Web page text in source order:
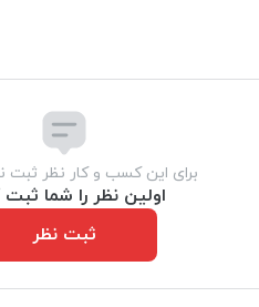
برای این کسب و کار نظر
اولین نظر را شما ثبت
ثبت نظر